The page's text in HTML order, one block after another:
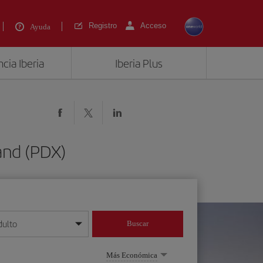
Ayuda Registro Acceso
Iberia Iberia Plus
(PDX)
mes/año
Buscar
Más Económica